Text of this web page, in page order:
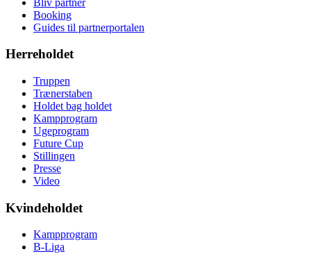
Booking
Guides til partnerportalen
Herreholdet
Truppen
Trænerstaben
Holdet bag holdet
Kampprogram
Ugeprogram
Future Cup
Stillingen
Presse
Video
Kvindeholdet
Kampprogram
B-Liga